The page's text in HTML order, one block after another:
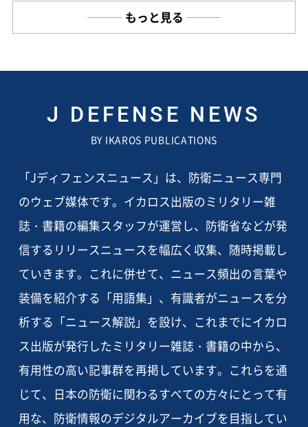
もっと見る
J DEFENSE NEWS
BY IKAROS PUBLICATIONS
「Jディフェンスニュース」は、防衛ニュース専門
のウェブ媒体です。イカロス出版のミリタリー雑
誌・書籍の編集スタッフが運営し、防衛省などが発
信するリリースニュースを幅広く収集、随時掲載し
ていきます。これに併せて、ニュース頻出の言葉や
装備を紹介する「用語集」、有識者がニュースを分
析する「ニュース解説」を設け、これまでにイカロ
ス出版が発行したミリタリー雑誌・書籍の中から、
有用性の高い記事群を再掲しています。これらを通
じて、日本の防衛に関わるすべての方々にとって有
用な、防衛情報のデジタルアーカイブを目指してい